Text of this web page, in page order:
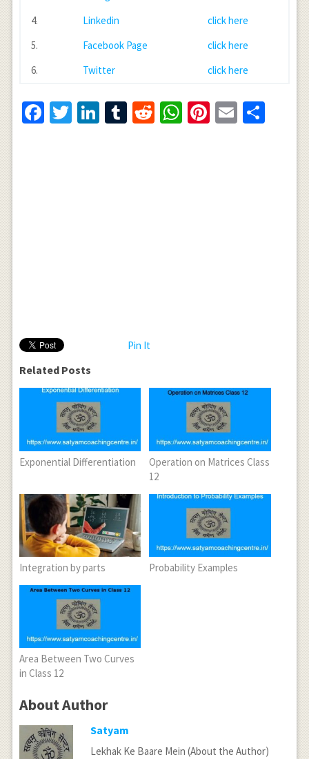
4.
Linkedin
click here
5.
Facebook Page
click here
6.
Twitter click here
Facebook
Twitter
LinkedIn
Tumblr
RedditWhatsApp
Pinterest
Email
Pin It
Related Posts
Exponential Differentiation
Operation on Matrices Class
12
Integration by parts Probability Examples
Area Between Two Curves
in Class 12
About Author
Satyam
Lekhak Ke Baare Mein (About the Author)